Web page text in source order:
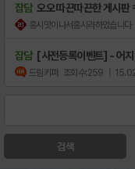
잡담 오오 따끈따끈한 게시판
홍시맛이나서홍시라하였습니다
잡담 [사전등록이벤트] - 어
드림키퍼 조회수:259 |
검색